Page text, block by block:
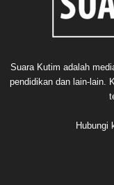
Suara Kutim adalah
pendidikan dan lain-lain.
Hubungi